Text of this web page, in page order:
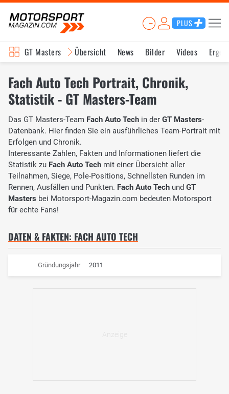
PLUS
GT Masters Übersicht News Bilder Videos
Fach Auto Tech Portrait, Chronik,
Statistik - GT Masters-Team
Das GT Masters-Team Fach Auto Tech in der GT Masters-
Datenbank. Hier finden Sie ein ausführliches Team-Portrait mit
Erfolgen und Chronik.
Interessante Zahlen, Fakten und Informationen liefert die
Statistik zu Fach Auto Tech mit einer Übersicht aller
Teilnahmen, Siege, Pole-Positions, Schnellsten Runden im
Rennen, Ausfällen und Punkten. Fach Auto Tech und GT
Masters bei Motorsport-Magazin.com bedeuten Motorsport
für echte Fans!
DATEN & FAKTEN: FACH AUTO TECH
Gründungsjahr 2011